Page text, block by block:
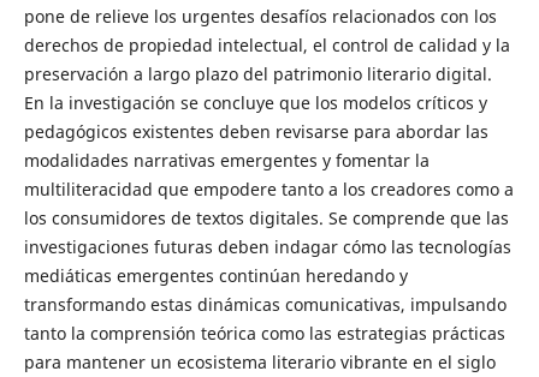
pone de relieve los urgentes desafíos relacionados con los
derechos de propiedad intelectual, el control de calidad y la
preservación a largo plazo del patrimonio literario digital.
En la investigación se concluye que los modelos críticos y
pedagógicos existentes deben revisarse para abordar las
modalidades narrativas emergentes y fomentar la
multiliteracidad que empodere tanto a los creadores como a
los consumidores de textos digitales. Se comprende que las
investigaciones futuras deben indagar cómo las tecnologías
mediáticas emergentes continúan heredando y
transformando estas dinámicas comunicativas, impulsando
tanto la comprensión teórica como las estrategias prácticas
para mantener un ecosistema literario vibrante en el siglo